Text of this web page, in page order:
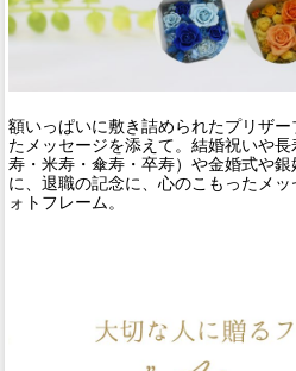
額いっぱいに敷き詰められたプリザ
たメッセージを添えて。結婚祝いや
寿・米寿・傘寿・卒寿）や金婚式や
に、退職の記念に、心のこもったメ
ォトフレーム。